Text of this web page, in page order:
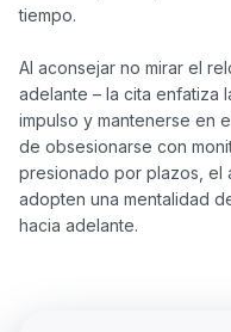
tiempo.
Al aconsejar no mirar el
adelante – la cita enfatiza
impulso y mantenerse en
de obsesionarse con
presionado por plazos, el
adopten una mentalidad